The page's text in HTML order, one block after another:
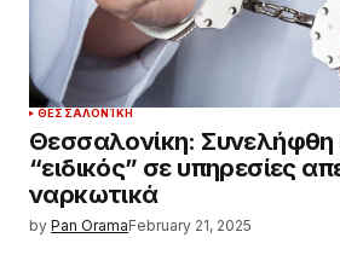
ΘΕΣΣΑΛΟΝΊΚΗ
Θεσσαλονίκη: Συνελήφθη
“ειδικός” σε υπηρεσίες
ναρκωτικά
by Pan OramaFebruary 21, 2025